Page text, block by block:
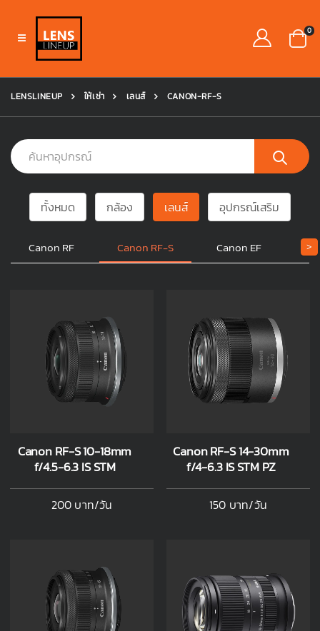
0
LENSLINEUP ให้เช่า เลนส์ CANON-RF-S
ทั้งหมด กล้อง เลนส์ อุปกรณ์เสริม
>
Canon RF Canon RF-S Canon EF
Canon RF-S 10-18mm
f/4.5-6.3 IS STM
200 บาท/วัน
Canon RF-S 14-30mm
f/4-6.3 IS STM PZ
150 บาท/วัน